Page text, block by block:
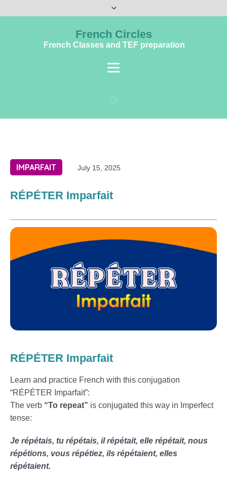
French Circles
French Classes and TEF preparation
IMPARFAIT July 15, 2025
RÉPÉTER Imparfait
RÉPÉTER Imparfait
Learn and practice French with this conjugation
“RÉPÉTER Imparfait”:
The verb “To repeat” is conjugated this way in Imperfect
tense:
Je répétais, tu répétais, il répétait, elle répétait, nous
répétions, vous répétiez, ils répétaient, elles
répétaient.